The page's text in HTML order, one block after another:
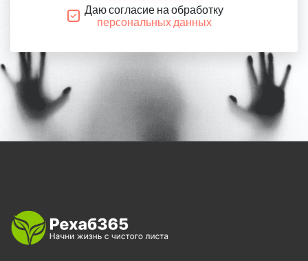
Даю согласие на обработку
персональных данных